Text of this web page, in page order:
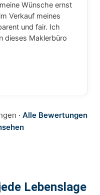
Wünsche ernst
Verkauf meines
und fair. Ich
dieses Maklerbüro
· Alle Bewertungen
Lebenslage